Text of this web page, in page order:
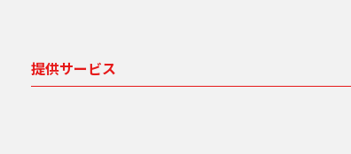
提供サービス